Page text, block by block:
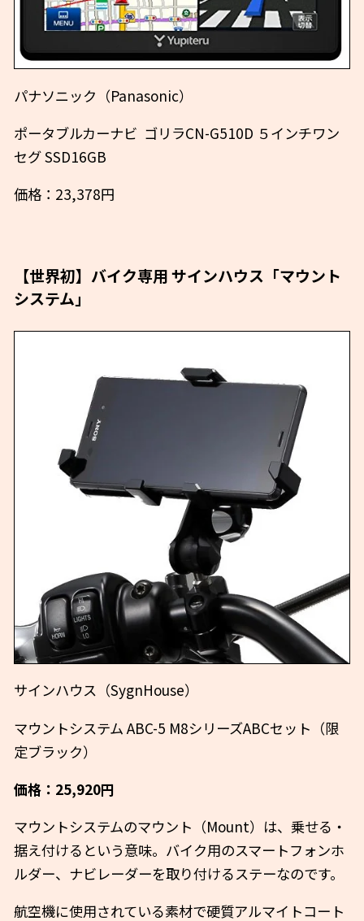
パナソニック（Panasonic）
ポータブルカーナビ ゴリラCN-G510D ５インチワン
セグ SSD16GB
価格：23,378円
【世界初】バイク専用 サインハウス「マウント
システム」
サインハウス（SygnHouse）
マウントシステム ABC-5 M8シリーズABCセット（限
定ブラック）
価格：25,920円
マウントシステムのマウント（Mount）は、乗せる・
据え付けるという意味。バイク用のスマートフォンホ
ルダー、ナビレーダーを取り付けるステーなのです。
航空機に使用されている素材で硬質アルマイトコート